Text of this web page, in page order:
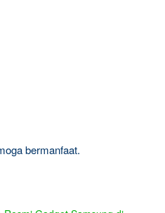
bermanfaat.